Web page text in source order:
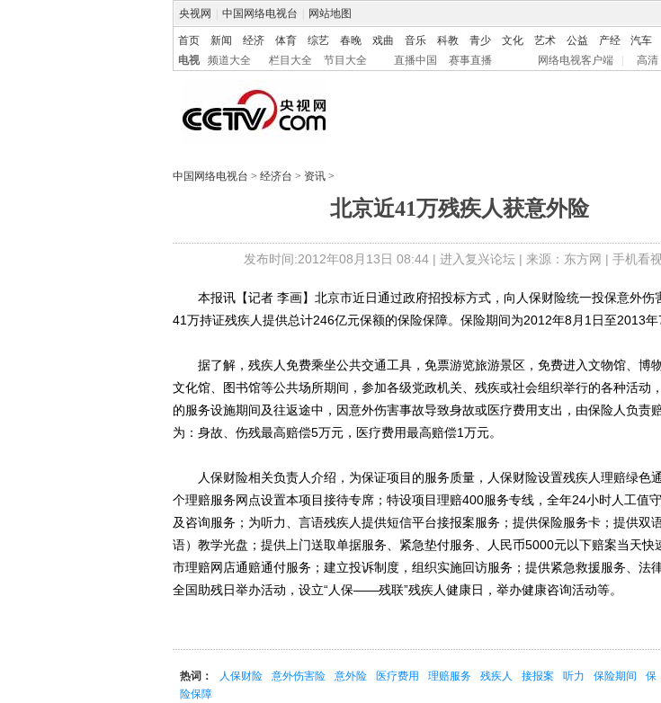
央视网 中国网络电视台 网站地图
首页 新闻 经济 体育 综艺 春晚 戏曲 音乐 科教 青少 文化 艺术 公益 产经 汽车
电视
频道大全 栏目大全 节目大全 直播中国 赛事直播 网络电视客户端 高清
中国网络电视台 > 经济台 > 资讯 >
北京近41万残疾人获意外险
发布时间:2012年08月13日 08:44 | 进入复兴论坛| 来源：东方网 | 手机看
本报讯【记者 李画】北京市近日通过政府招投标方式，向人保财险统一投保意外伤
41万持证残疾人提供总计246亿元保额的保险保障。保险期间为2012年8月1日至2013年
据了解，残疾人免费乘坐公共交通工具，免票游览旅游景区，免费进入文物馆、博物
文化馆、图书馆等公共场所期间，参加各级党政机关、残疾或社会组织举行的各种活动
的服务设施期间及往返途中，因意外伤害事故导致身故或医疗费用支出，由保险人负责
为：身故、伤残最高赔偿5万元，医疗费用最高赔偿1万元。
人保财险相关负责人介绍，为保证项目的服务质量，人保财险设置残疾人理赔绿色
个理赔服务网点设置本项目接待专席；特设项目理赔400服务专线，全年24小时人工值
及咨询服务；为听力、言语残疾人提供短信平台接报案服务；提供保险服务卡；提供双
语）教学光盘；提供上门送取单据服务、紧急垫付服务、人民币5000元以下赔案当天快
市理赔网店通赔通付服务；建立投诉制度，组织实施回访服务；提供紧急救援服务、法
全国助残日举办活动，设立“人保——残联”残疾人健康日，举办健康咨询活动等。
热词： 人保财险 意外伤害险 意外险 医疗费用 理赔服务 残疾人 接报案 听力 保险期间
保
险保障